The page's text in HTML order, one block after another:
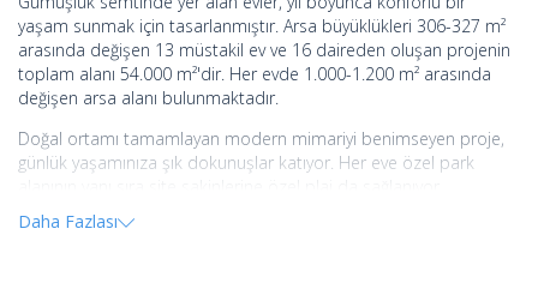
yaşam sunmak için tasarlanmıştır. Arsa büyüklükleri 306-327 m²
arasında değişen 13 müstakil ev ve 16 daireden oluşan projenin
toplam alanı 54.000 m²'dir. Her evde 1.000-1.200 m² arasında
değişen arsa alanı bulunmaktadır.
Doğal ortamı tamamlayan modern mimariyi benimseyen proje,
günlük yaşamınıza şık dokunuşlar katıyor. Her eve özel park
Özel havuzlu, nefes kesen doğa ve deniz manzaralı evler
Daha Fazlası